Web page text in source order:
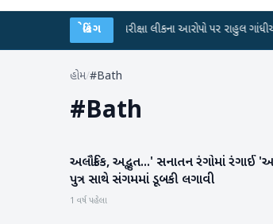
બ્રેકિંગ
UGC-NET પરીક્ષા લીકના આરોપો પર રાહુલ ગાંધીએ કેન્દ્ર પર
હોમ/#Bath
#Bath
મહાકુંભ
અલૌકિક, અદ્ભુત...' સનાતન રંગોમાં રંગાઈ
પુત્ર સાથે સંગમમાં ડૂબકી લગાવી
1 વર્ષ પહેલા